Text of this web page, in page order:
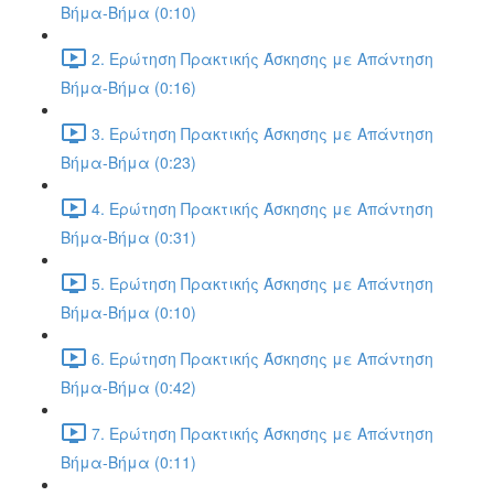
Βήμα-Βήμα (0:10)
2. Ερώτηση Πρακτικής Άσκησης με Απάντηση
Βήμα-Βήμα (0:16)
3. Ερώτηση Πρακτικής Άσκησης με Απάντηση
Βήμα-Βήμα (0:23)
4. Ερώτηση Πρακτικής Άσκησης με Απάντηση
Βήμα-Βήμα (0:31)
5. Ερώτηση Πρακτικής Άσκησης με Απάντηση
Βήμα-Βήμα (0:10)
6. Ερώτηση Πρακτικής Άσκησης με Απάντηση
Βήμα-Βήμα (0:42)
7. Ερώτηση Πρακτικής Άσκησης με Απάντηση
Βήμα-Βήμα (0:11)